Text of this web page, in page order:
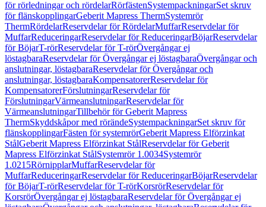
för rörledningar och rördelarRörfästenSystempackningarSet skruv
för flänskopplingarGeberit Mapress ThermSystemrör
ThermRördelarReservdelar för RördelarMuffarReservdelar för
MuffarReduceringarReservdelar för ReduceringarBöjarReservdelar
för BöjarT-rörReservdelar för T-rörÖvergångar ej
löstagbaraReservdelar för Övergångar ej löstagbaraÖvergångar och
anslutningar, löstagbaraReservdelar för Övergångar och
anslutningar, löstagbaraKompensatorerReservdelar för
KompensatorerFörslutningarReservdelar för
FörslutningarVärmeanslutningarReservdelar för
VärmeanslutningarTillbehör för Geberit Mapress
ThermSkyddskåpor med rörändeSystempackningarSet skruv för
flänskopplingarFästen för systemrörGeberit Mapress Elförzinkat
StålGeberit Mapress Elförzinkat StålReservdelar för Geberit
Mapress Elförzinkat StålSystemrör 1.0034Systemrör
1.0215RörnipplarMuffarReservdelar för
MuffarReduceringarReservdelar för ReduceringarBöjarReservdelar
för BöjarT-rörReservdelar för T-rörKorsrörReservdelar för
KorsrörÖvergångar ej löstagbaraReservdelar för Övergångar ej